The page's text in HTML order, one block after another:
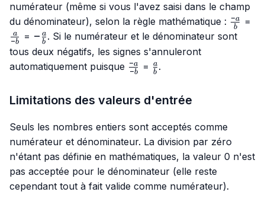
numérateur (même si vous l'avez saisi dans le champ
du dénominateur), selon la règle mathématique : \frac{-
a}{b}
b
−a =
−b
a = -
\frac{a}
{b}
− b
a . Si le numérateur et le dénominateur sont
tous deux négatifs, les signes s'annuleront
automatiquement puisque \frac{-
a}{-b}
−b
−a = \frac{a}
{b}
b
a .
Limitations des valeurs d'entrée
Seuls les nombres entiers sont acceptés comme
numérateur et dénominateur. La division par zéro
n'étant pas définie en mathématiques, la valeur 0 n'est
pas acceptée pour le dénominateur (elle reste
cependant tout à fait valide comme numérateur).